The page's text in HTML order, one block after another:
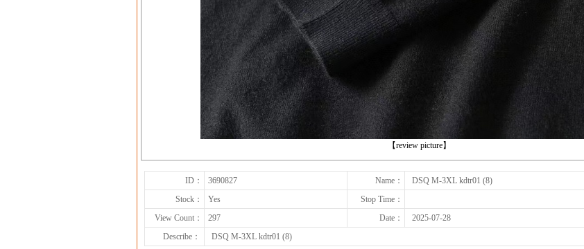
【review picture】
下一张
ID： 3690827 Name：
DSQ M-3XL kdtr01 (8)
Stock：
Yes
Stop Time：
View Count：
297 Date：
2025-07-28
Describe：
DSQ M-3XL kdtr01 (8)